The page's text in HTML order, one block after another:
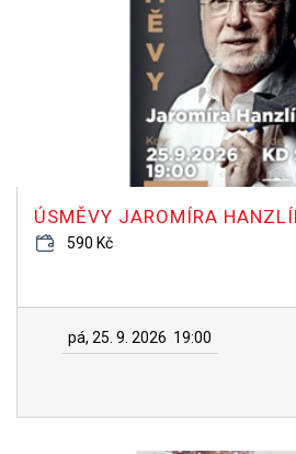
ÚSMĚVY JAROMÍRA
590 Kč
pá, 25. 9. 2026 19:00